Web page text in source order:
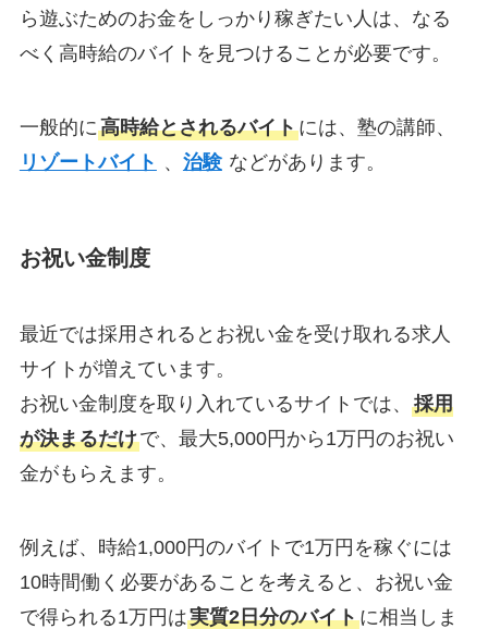
ら遊ぶためのお金をしっかり稼ぎたい人は、なる
べく高時給のバイトを見つけることが必要です。
一般的に高時給とされるバイトには、塾の講師、
リゾートバイト 、 治験 などがあります。
お祝い金制度
最近では採用されるとお祝い金を受け取れる求人
サイトが増えています。
お祝い金制度を取り入れているサイトでは、 採用
が決まるだけで、最大5,000円から1万円のお祝い
金がもらえます。
例えば、時給1,000円のバイトで1万円を稼ぐには
10時間働く必要があることを考えると、お祝い金
で得られる1万円は実質2日分のバイトに相当しま